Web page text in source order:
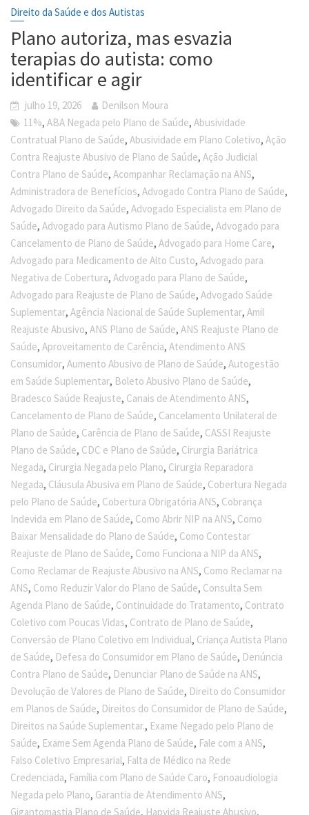
Direito da Saúde e dos Autistas
Plano autoriza, mas esvazia
terapias do autista: como
identificar e agir
julho 19, 2026
Denilson Moura
11%,ABA Negada pelo Plano de Saúde,Abusividade
Contratual Plano de Saúde,Abusividade em Plano Coletivo,Ação
Contra Reajuste Abusivo de Plano de Saúde,Ação Judicial
Contra Plano de Saúde,Acompanhar Reclamação na ANS,
Administradora de Benefícios,Advogado Contra Plano de Saúde,
Advogado Direito da Saúde,Advogado Especialista em Plano de
Saúde,Advogado para Autismo Plano de Saúde,Advogado para
Cancelamento de Plano de Saúde,Advogado para Home Care,
Advogado para Medicamento de Alto Custo,Advogado para
Negativa de Cobertura,Advogado para Plano de Saúde,
Advogado para Reajuste de Plano de Saúde,Advogado Saúde
Suplementar,Agência Nacional de Saúde Suplementar,Amil
Reajuste Abusivo,ANS Plano de Saúde,ANS Reajuste Plano de
Saúde,Aproveitamento de Carência,Atendimento ANS
Consumidor,Aumento Abusivo de Plano de Saúde,Autogestão
em Saúde Suplementar, Boleto Abusivo Plano de Saúde,
Bradesco Saúde Reajuste, Canais de Atendimento ANS,
Cancelamento de Plano de Saúde, Cancelamento Unilateral de
Plano de Saúde, Carência de Plano de Saúde, CASSI Reajuste
Plano de Saúde, CDC e Plano de Saúde, Cirurgia Bariátrica
Negada, Cirurgia Negada pelo Plano, Cirurgia Reparadora
Negada, Cláusula Abusiva em Plano de Saúde, Cobertura Negada
pelo Plano de Saúde, Cobertura Obrigatória ANS, Cobrança
Indevida em Plano de Saúde, Como Abrir NIP na ANS, Como
Baixar Mensalidade do Plano de Saúde, Como Contestar
Reajuste de Plano de Saúde, Como Funciona a NIP da ANS,
Como Reclamar de Reajuste Abusivo na ANS, Como Reclamar na
ANS, Como Reduzir Valor do Plano de Saúde, Consulta Sem
Agenda Plano de Saúde, Continuidade do Tratamento, Contrato
Coletivo com Poucas Vidas, Contrato de Plano de Saúde,
Conversão de Plano Coletivo em Individual, Criança Autista Plano
de Saúde, Defesa do Consumidor em Plano de Saúde, Denúncia
Contra Plano de Saúde, Denunciar Plano de Saúde na ANS,
Devolução de Valores de Plano de Saúde, Direito do Consumidor
em Planos de Saúde, Direitos do Consumidor de Plano de Saúde,
Direitos na Saúde Suplementar., Exame Negado pelo Plano de
Saúde, Exame Sem Agenda Plano de Saúde, Fale com a ANS,
Falso Coletivo Empresarial, Falta de Médico na Rede
Credenciada, Família com Plano de Saúde Caro, Fonoaudiologia
Negada pelo Plano, Garantia de Atendimento ANS,
Gigantomastia Plano de Saúde, Hapvida Reajuste Abusivo,